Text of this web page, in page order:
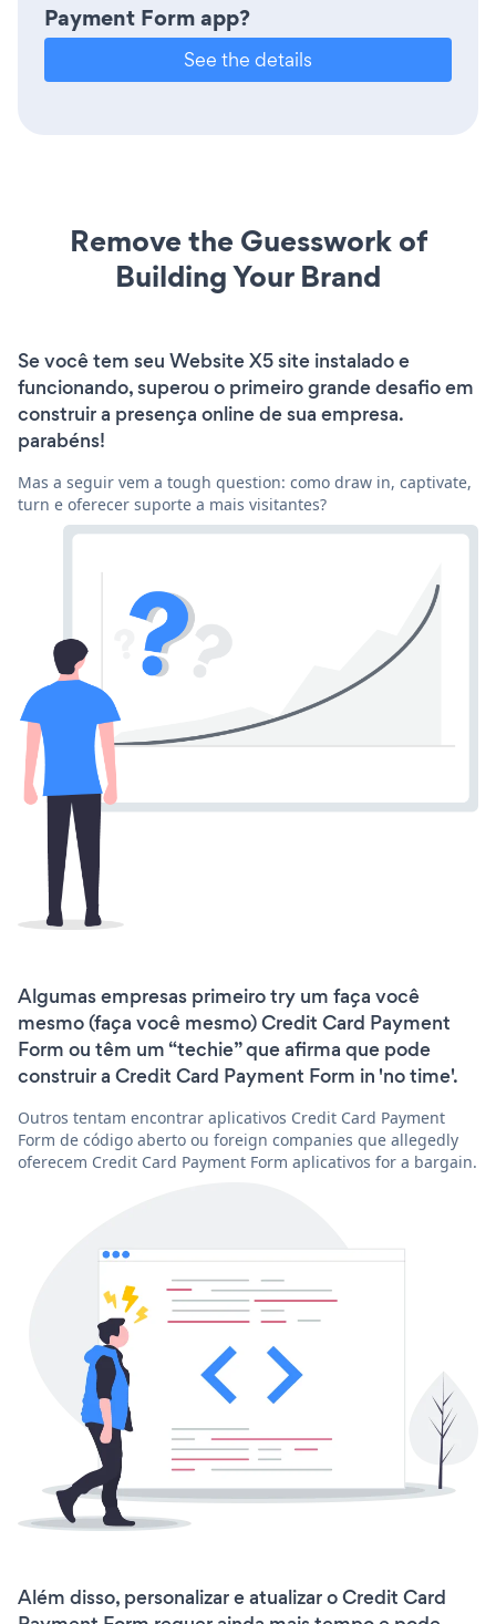
Payment Form app?
See the details
Remove the Guesswork of
Building Your Brand
Se você tem seu Website X5 site instalado e
funcionando, superou o primeiro grande desafio em
construir a presença online de sua empresa.
parabéns!
Mas a seguir vem a tough question: como draw in, captivate,
turn e oferecer suporte a mais visitantes?
Algumas empresas primeiro try um faça você
mesmo (faça você mesmo) Credit Card Payment
Form ou têm um “techie” que afirma que pode
construir a Credit Card Payment Form in 'no time'.
Outros tentam encontrar aplicativos Credit Card Payment
Form de código aberto ou foreign companies que allegedly
oferecem Credit Card Payment Form aplicativos for a bargain.
Além disso, personalizar e atualizar o Credit Card